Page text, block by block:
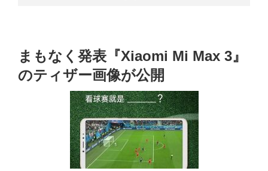
まもなく発表『Xiaomi Mi Max 3』
のティザー画像が公開